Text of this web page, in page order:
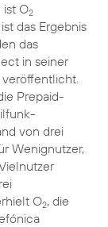
ist O2
das Ergebnis
das
in seiner
Prepaid-
von drei
Wenignutzer,
O2, die